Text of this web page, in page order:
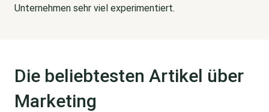
Unternehmen sehr viel experimentiert.
Die beliebtesten Artikel über
Marketing